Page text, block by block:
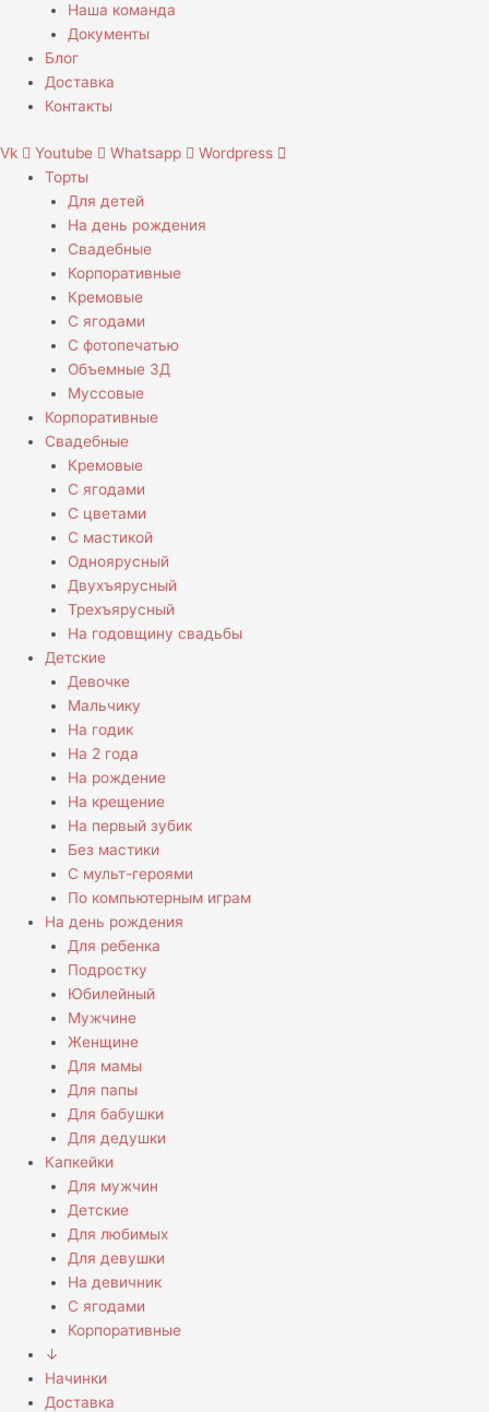
Наша команда
Документы
Блог
Доставка
Контакты
Vk Youtube Whatsapp
Wordpress
Торты
Для детей
На день рождения
Свадебные
Корпоративные
Кремовые
С ягодами
С фотопечатью
Объемные 3Д
Муссовые
Корпоративные
Свадебные
Кремовые
С ягодами
С цветами
С мастикой
Одноярусный
Двухъярусный
Трехъярусный
На годовщину свадьбы
Детские
Девочке
Мальчику
На годик
На 2 года
На рождение
На крещение
На первый зубик
Без мастики
С мульт-героями
По компьютерным играм
На день рождения
Для ребенка
Подростку
Юбилейный
Мужчине
Женщине
Для мамы
Для папы
Для бабушки
Для дедушки
Капкейки
Для мужчин
Детские
Для любимых
Для девушки
На девичник
С ягодами
Корпоративные
↓
Начинки
Доставка